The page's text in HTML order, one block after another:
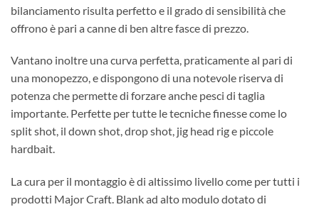
bilanciamento risulta perfetto e il grado di sensibilità che
offrono è pari a canne di ben altre fasce di prezzo.
Vantano inoltre una curva perfetta, praticamente al pari di
una monopezzo, e dispongono di una notevole riserva di
potenza che permette di forzare anche pesci di taglia
importante. Perfette per tutte le tecniche finesse come lo
split shot, il down shot, drop shot, jig head rig e piccole
hardbait.
La cura per il montaggio è di altissimo livello come per tutti i
prodotti Major Craft. Blank ad alto modulo dotato di